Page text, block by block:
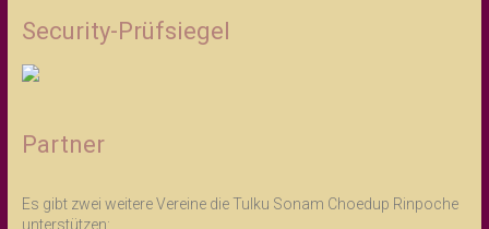
Security-Prüfsiegel
Partner
Es gibt zwei weitere Vereine die Tulku Sonam Choedup Rinpoche
unterstützen: